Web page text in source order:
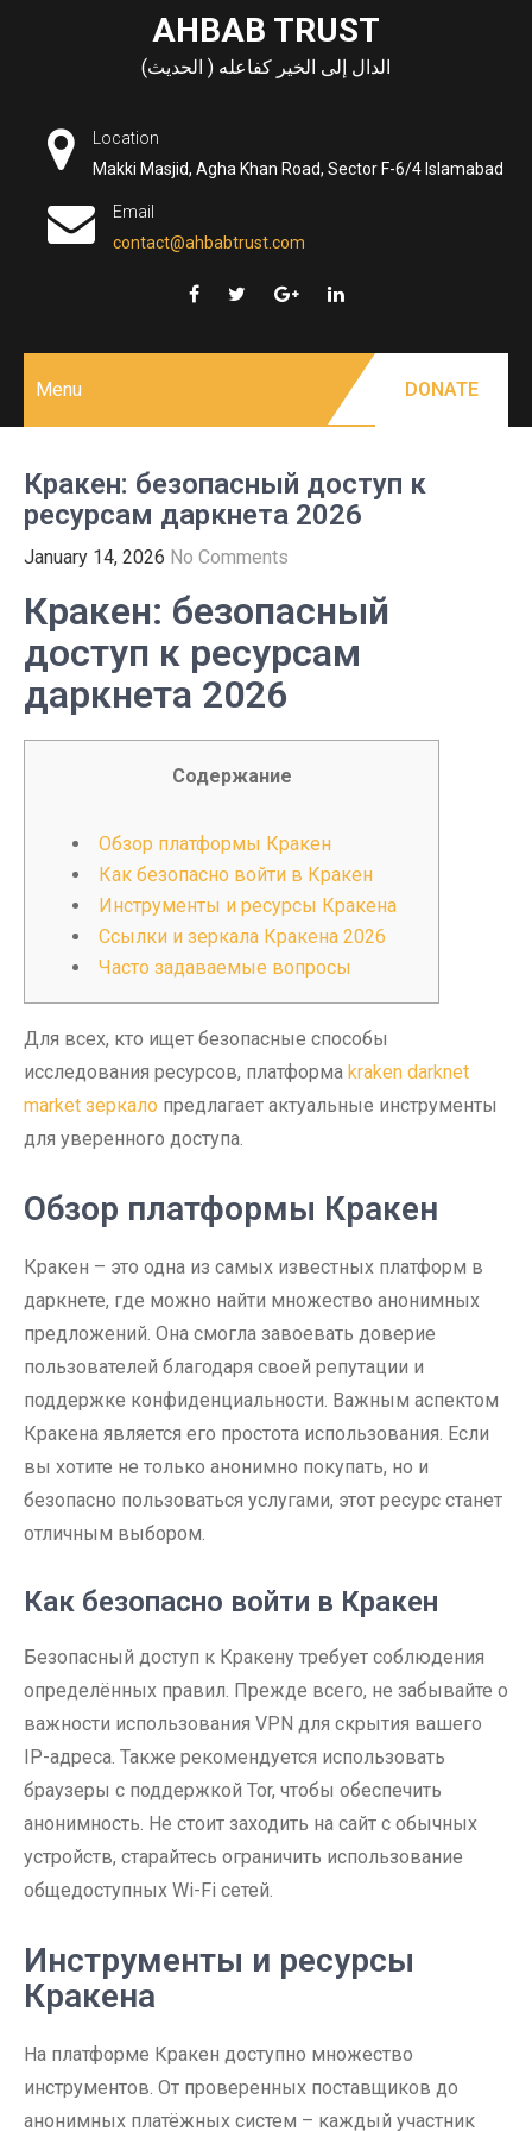
AHBAB TRUST
الدال إلى الخير كفاعله ( الحديث)
Location
Makki Masjid, Agha Khan Road, Sector F-6/4 Islamabad
Email
contact@ahbabtrust.com
Menu DONATE
Кракен: безопасный доступ к
ресурсам даркнета 2026
January 14, 2026 No Comments
Кракен: безопасный
доступ к ресурсам
даркнета 2026
Содержание
Обзор платформы Кракен
Как безопасно войти в Кракен
Инструменты и ресурсы Кракена
Ссылки и зеркала Кракена 2026
Часто задаваемые вопросы
Для всех, кто ищет безопасные способы
исследования ресурсов, платформа kraken darknet
market зеркало предлагает актуальные инструменты
для уверенного доступа.
Обзор платформы Кракен
Кракен – это одна из самых известных платформ в
даркнете, где можно найти множество анонимных
предложений. Она смогла завоевать доверие
пользователей благодаря своей репутации и
поддержке конфиденциальности. Важным аспектом
Кракена является его простота использования. Если
вы хотите не только анонимно покупать, но и
безопасно пользоваться услугами, этот ресурс станет
отличным выбором.
Как безопасно войти в Кракен
Безопасный доступ к Кракену требует соблюдения
определённых правил. Прежде всего, не забывайте о
важности использования VPN для скрытия вашего
IP-адреса. Также рекомендуется использовать
браузеры с поддержкой Tor, чтобы обеспечить
анонимность. Не стоит заходить на сайт с обычных
устройств, старайтесь ограничить использование
общедоступных Wi-Fi сетей.
Инструменты и ресурсы
Кракена
На платформе Кракен доступно множество
инструментов. От проверенных поставщиков до
анонимных платёжных систем – каждый участник